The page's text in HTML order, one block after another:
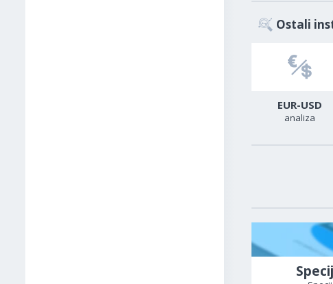
Ostali
EUR-USD
analiza